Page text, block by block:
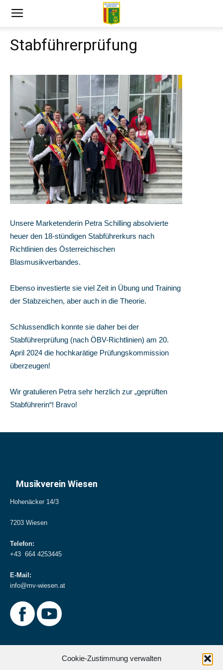
Cookie-Zustimmung verwalten
Stabführerprüfung
Unsere Marketenderin Petra Schilling absolvierte
heuer den 18-stündigen Stabführerkurs nach
Richtlinien des Österreichischen
Blasmusikverbandes.
Ebenso investierte sie viel Zeit in Übung und Training
der Stabzeichen, aber auch in die Theorie.
Schlussendlich konnte sie daher bei der
Stabführerprüfung (nach ÖBV-Richtlinien) am 20.
April 2024 die hochkarätige Prüfungskommission
überzeugen!
Wir gratulieren Petra sehr herzlich zur „geprüften
Stabführerin“! Bravo!
Musikverein Wiesen
Hohenäcker 14/3
7203 Wiesen
Telefon:
+43 664 4253445
E-Mail:
info@mv-wiesen.at